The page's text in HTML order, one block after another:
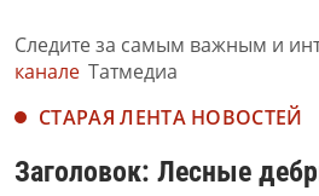
Следите за самым важным и
канале Татмедиа
СТАРАЯ ЛЕНТА НОВОСТЕЙ
Заголовок: Лесные